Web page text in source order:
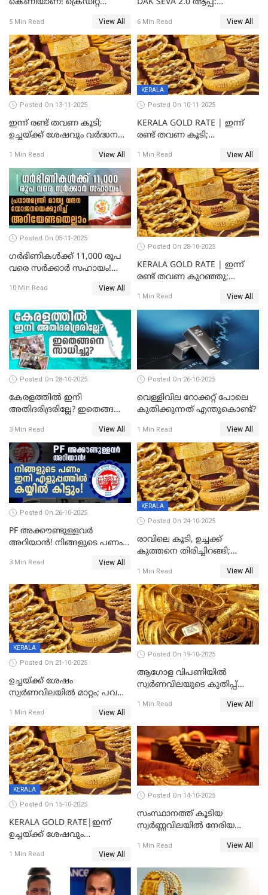
കെണിയാണ്! ക്രെഡിറ്റ്
ശ്രദ്ധിക്കുക!
5 Min Read View All
DAK SEVA 2.0 ആപ്പ്:
എന്തൊക്കെയാണെന്ന്
നോക്കാം
6 Min Read View All
Posted On 13-11-2025
ഇന്ന് രണ്ട് തവണ കൂടി;
ഉച്ചയ്ക്ക് ശേഷവും വർദ്ധനവ്;
സ്വർണവിലയിൽ കുതിപ്പ്
1 Min Read View All
KERALA
Posted On 10-11-2025
KERALA GOLD RATE | ഇന്ന്
രണ്ട് തവണ കൂടി;
1 Min Read View All
Posted On 05-11-2025
ഗർഭിണികൾക്ക് 11,000 രൂപ
വരെ സർക്കാർ സഹായം!
യോജനയെക്കുറിച്ച്
10 Min Read View All
Posted On 28-10-2025
KERALA GOLD RATE | ഇന്ന്
രണ്ട് തവണ കുറഞ്ഞു;
1800 രൂപ
1 Min Read View All
Posted On 28-10-2025
കേരളത്തിൽ ഇനി
അതിദരിദ്രരില്ലേ? ഇതെങ്ങനെ
STATE FREE FROM EXTREME
POVERTY
3 Min Read View All
Posted On 26-10-2025
വെള്ളിവില റോക്കറ്റ് പോലെ
കുതിക്കുന്നത് എന്തുകൊണ്ട്?
1 Min Read View All
Posted On 26-10-2025
PF അക്കൗണ്ടുള്ളവർ
അറിയാൻ! നിങ്ങളുടെ പണം
കിട്ടും!
3 Min Read View All
KERALA
Posted On 24-10-2025
രാവിലെ കൂടി, ഉച്ചക്ക്
കുത്തനെ തിരിച്ചിറങ്ങി;
കുറഞ്ഞു
1 Min Read View All
KERALA
Posted On 21-10-2025
ഉച്ചയ്ക്ക് ശേഷം
സ്വർണവിലയിൽ മാറ്റം; പവന്
1 Min Read View All
Posted On 19-10-2025
ആഗോള വിപണിയിൽ
സ്വർണവിലയുടെ കുതിപ്പ്
1 Min Read View All
KERALA
Posted On 15-10-2025
KERALA GOLD RATE|ഇന്ന്
ഉച്ചയ്ക്ക് ശേഷവും
പവന് കൂടിയത് 400 രൂപ
1 Min Read View All
Posted On 14-10-2025
സംസ്ഥാനത്ത് കൂടിയ
സ്വർണ്ണവിലയിൽ നേരിയ
1 Min Read View All